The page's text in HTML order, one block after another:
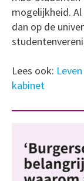
mogelijkheid.
dan op de
Lees ook:
kabinet